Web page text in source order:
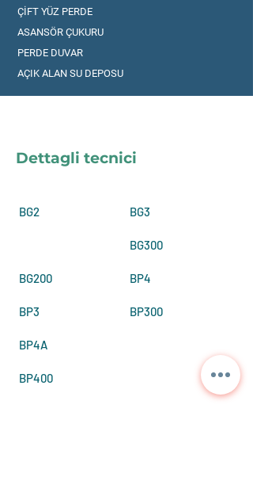
ÇİFT YÜZ PERDE
ASANSÖR ÇUKURU
PERDE DUVAR
AÇIK ALAN SU DEPOSU
Dettagli tecnici
BG2 BG3
BG200
BG300
BP3
BP4
BP4A
BP300
BP400